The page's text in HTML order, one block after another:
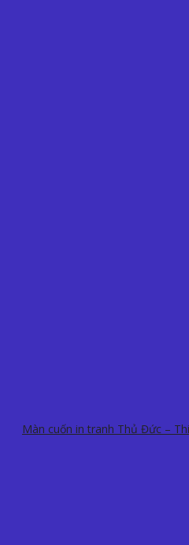
Màn cuốn in tranh Thủ Đức –